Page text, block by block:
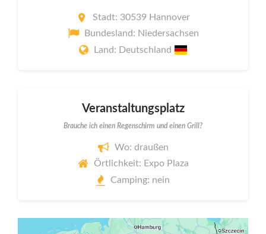
Stadt: 30539 Hannover
Bundesland: Niedersachsen
Land: Deutschland
Veranstaltungsplatz
Brauche ich einen Regenschirm und einen Grill?
Wo: draußen
Örtlichkeit: Expo Plaza
Camping: nein